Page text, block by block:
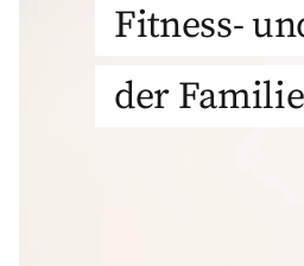
Fitness-
der Familie